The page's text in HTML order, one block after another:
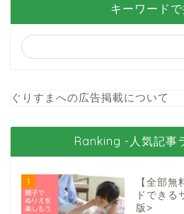
キーワード
ぐりすまへの広告掲載について
Ranking -人気記事
1
【全部
ドでき
版>